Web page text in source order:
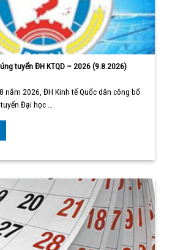
tuyển ĐH KTQD – 2026 (9.8.2026)
năm 2026, ĐH Kinh tế Quốc dân công bố
Đại học …